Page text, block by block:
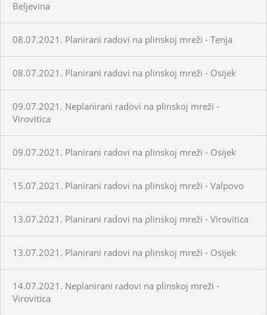
Beljevina
08.07.2021. Planirani radovi na plinskoj mreži - Tenja
08.07.2021. Planirani radovi na plinskoj mreži - Osijek
09.07.2021. Neplanirani radovi na plinskoj mreži -
Virovitica
09.07.2021. Planirani radovi na plinskoj mreži - Osijek
15.07.2021. Planirani radovi na plinskoj mreži - Valpovo
13.07.2021. Planirani radovi na plinskoj mreži - Virovitica
13.07.2021. Planirani radovi na plinskoj mreži - Osijek
14.07.2021. Neplanirani radovi na plinskoj mreži -
Virovitica